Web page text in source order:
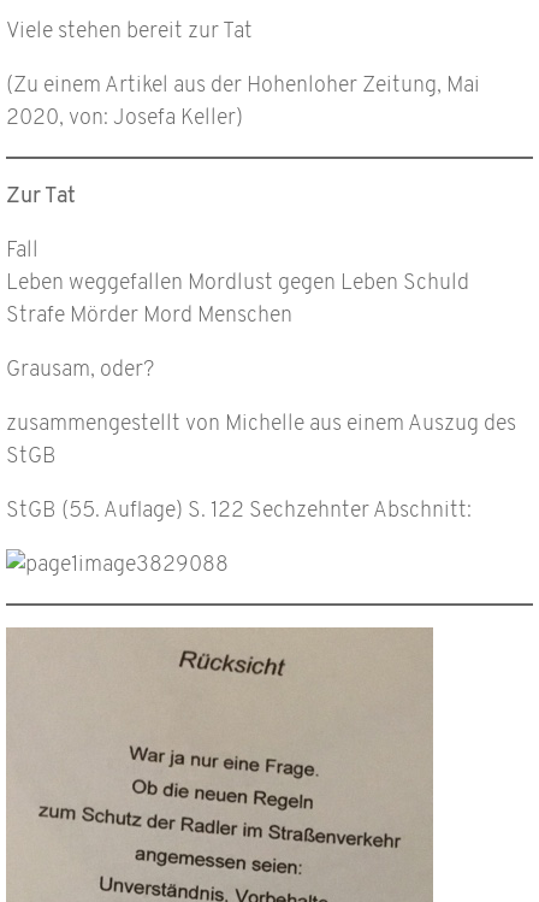
Viele stehen bereit zur Tat
(Zu einem Artikel aus der Hohenloher Zeitung, Mai
2020, von: Josefa Keller)
Zur Tat
Fall
Leben weggefallen Mordlust gegen Leben Schuld
Strafe Mörder Mord Menschen
Grausam, oder?
zusammengestellt von Michelle aus einem Auszug des
StGB
StGB (55. Auflage) S. 122 Sechzehnter Abschnitt: